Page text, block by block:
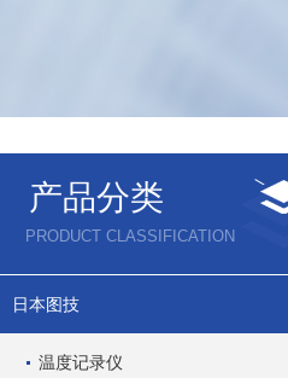
产品分类
PRODUCT CLASSIFICATION
日本图技
温度记录仪